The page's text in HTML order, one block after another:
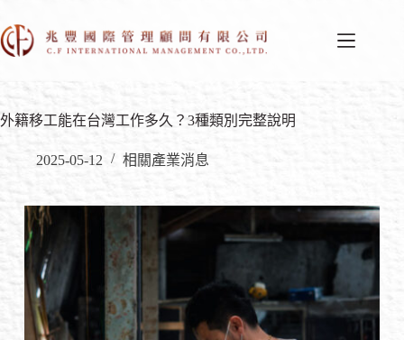
外籍移工能在台灣工作多久？3種類別完整說明
2025-05-12 相關產業消息